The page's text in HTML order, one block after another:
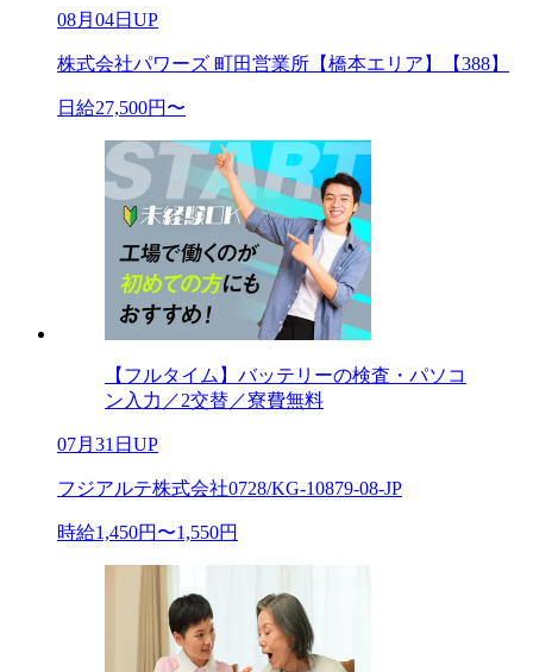
08月04日UP
株式会社パワーズ 町田営業所【橋本エリア】【388】
日給27,500円〜
【フルタイム】バッテリーの検査・パソコ
ン入力／2交替／寮費無料
07月31日UP
フジアルテ株式会社0728/KG-10879-08-JP
時給1,450円〜1,550円